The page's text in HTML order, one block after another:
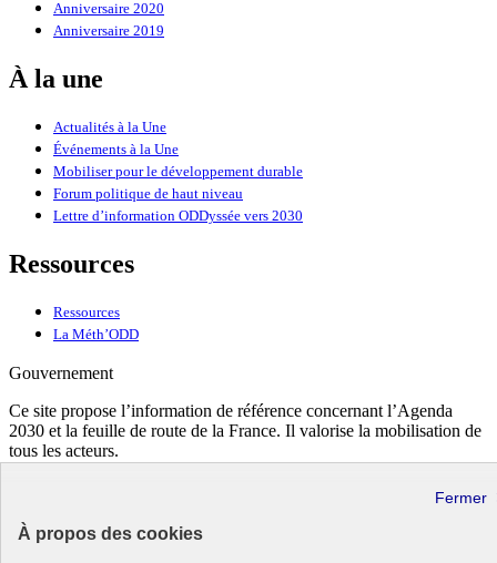
À propos des cookies
Anniversaire 2020
Anniversaire 2019
À la une
Actualités à la Une
Événements à la Une
Mobiliser pour le développement durable
Forum politique de haut niveau
Lettre d’information ODDyssée vers 2030
Ressources
Ressources
La Méth’ODD
Gouvernement
Ce site propose l’information de référence concernant l’Agenda
2030 et la feuille de route de la France. Il valorise la mobilisation de
tous les acteurs.
legifrance.gouv.fr- ouvre une nouvelle fenêtre
data.gouv.fr